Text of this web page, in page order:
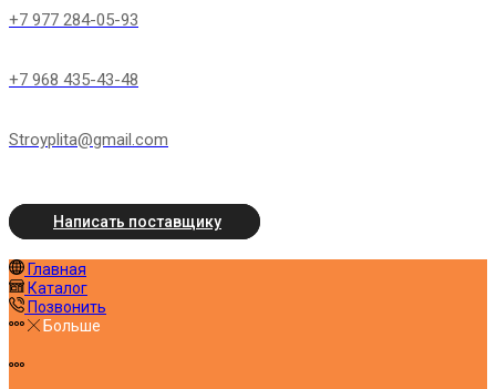
+7 977 284-05-93
+7 968 435-43-48
Stroyplita@gmail.com
Написать поставщику
Главная
Каталог
Позвонить
Больше